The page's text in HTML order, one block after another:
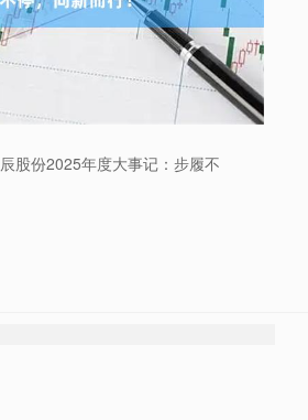
股份2025年度大事记：步履不